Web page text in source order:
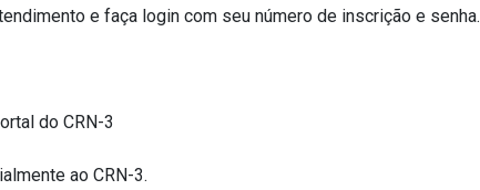
e faça login com seu número de inscrição e senha.
do CRN-3
ao CRN-3.